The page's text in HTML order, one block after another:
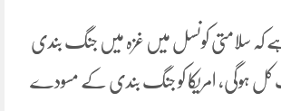
ہے کہ سلامتی کونسل میں غزہ میں جنگ بندی
کل ہوگی، امریکا کو جنگ بندی کے مسودے